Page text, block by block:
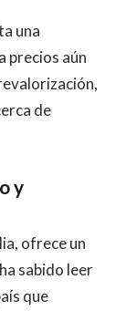
una
precios aún
de
y
ofrece un
sabido leer
que